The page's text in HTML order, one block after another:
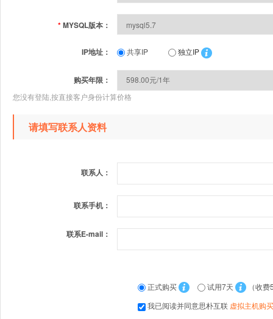
*MYSQL版本：
IP地址： 共享IP 独立IP
购买年限：
您没有登陆,按直接客户身份计算价格
请填写联系人资料
联系人：
联系手机：
联系E-mail：
正式购买 试用7天
（收费
我已阅读并同意思朴互联 虚拟主机购